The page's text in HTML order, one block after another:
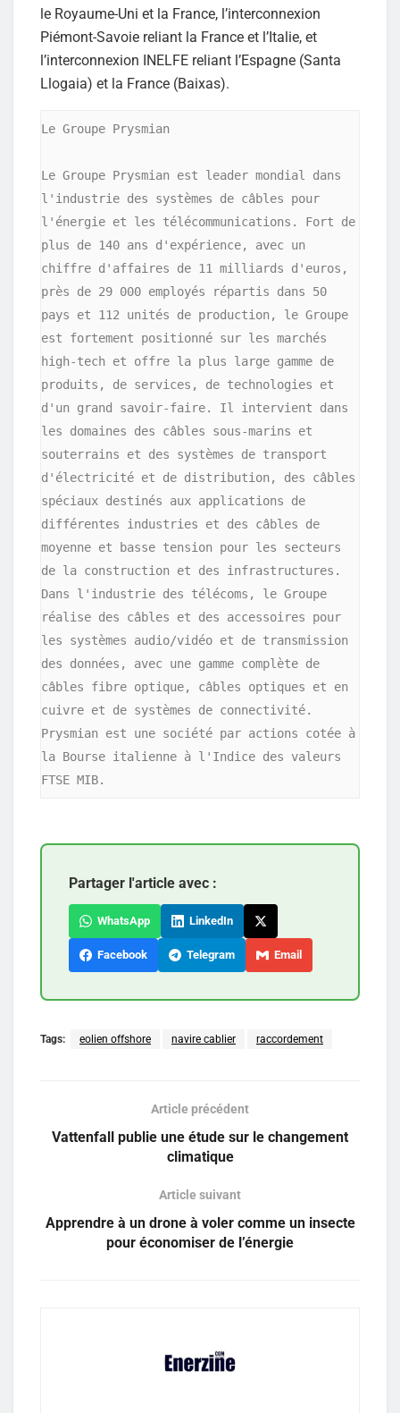
le Royaume-Uni et la France, l’interconnexion
Piémont-Savoie reliant la France et l’Italie, et
l’interconnexion INELFE reliant l’Espagne (Santa
Llogaia) et la France (Baixas).
Le Groupe Prysmian
Le Groupe Prysmian est leader mondial dans
l'industrie des systèmes de câbles pour
l'énergie et les télécommunications. Fort de
plus de 140 ans d'expérience, avec un
chiffre d'affaires de 11 milliards d'euros,
près de 29 000 employés répartis dans 50
pays et 112 unités de production, le Groupe
est fortement positionné sur les marchés
high-tech et offre la plus large gamme de
produits, de services, de technologies et
d'un grand savoir-faire. Il intervient dans
les domaines des câbles sous-marins et
souterrains et des systèmes de transport
d'électricité et de distribution, des câbles
spéciaux destinés aux applications de
différentes industries et des câbles de
moyenne et basse tension pour les secteurs
de la construction et des infrastructures.
Dans l'industrie des télécoms, le Groupe
réalise des câbles et des accessoires pour
les systèmes audio/vidéo et de transmission
des données, avec une gamme complète de
câbles fibre optique, câbles optiques et en
cuivre et de systèmes de connectivité.
Prysmian est une société par actions cotée à
la Bourse italienne à l'Indice des valeurs
FTSE MIB.
Partager l'article avec :
WhatsApp LinkedIn
Facebook Telegram Email
Tags: eolien offshore navire cablier raccordement
Article précédent
Vattenfall publie une étude sur le changement
climatique
Article suivant
Apprendre à un drone à voler comme un insecte
pour économiser de l’énergie